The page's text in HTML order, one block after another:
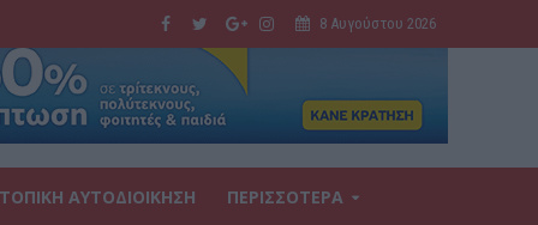
8 Αυγούστου 2026
ΑΥΤΟΔΙΟΙΚΗΣΗ ΠΕΡΙΣΣΟΤΕΡΑ